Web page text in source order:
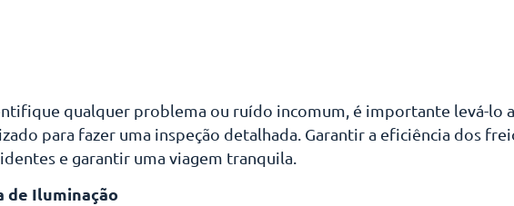
qualquer problema ou ruído incomum, é importante levá-lo
para fazer uma inspeção detalhada. Garantir a eficiência dos
e garantir uma viagem tranquila.
de Iluminação